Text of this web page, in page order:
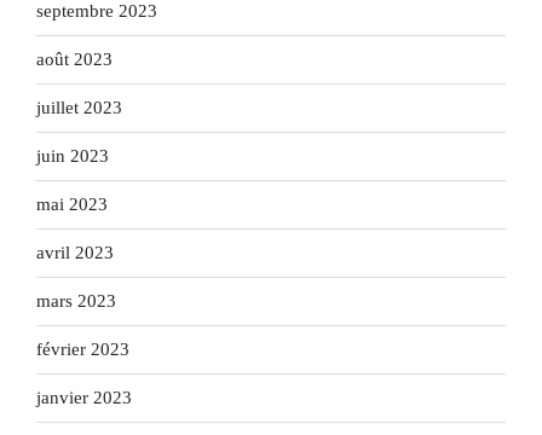
septembre 2023
août 2023
juillet 2023
juin 2023
mai 2023
avril 2023
mars 2023
février 2023
janvier 2023